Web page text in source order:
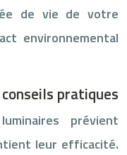
de vie de votre
environnemental
pratiques
prévient
leur efficacité.